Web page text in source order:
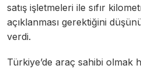
satış işletmeleri ile sıfır
açıklanması gerektiğini
verdi.
Türkiye’de araç sahibi olmak